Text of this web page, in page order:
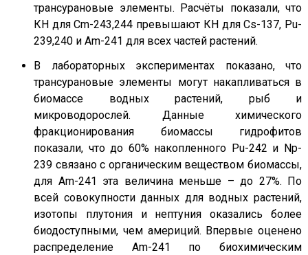
трансурановые элементы. Расчёты показали, что
КН для Cm-243,244 превышают КН для Cs-137, Pu-
239,240 и Am-241 для всех частей растений.
В лабораторных экспериментах показано, что
трансурановые элементы могут накапливаться в
биомассе водных растений, рыб и
микроводорослей. Данные химического
фракционирования биомассы гидрофитов
показали, что до 60% накопленного Pu-242 и Np-
239 связано с органическим веществом биомассы,
для Am-241 эта величина меньше – до 27%. По
всей совокупности данных для водных растений,
изотопы плутония и нептуния оказались более
биодоступными, чем америций. Впервые оценено
распределение Am-241 по биохимическим